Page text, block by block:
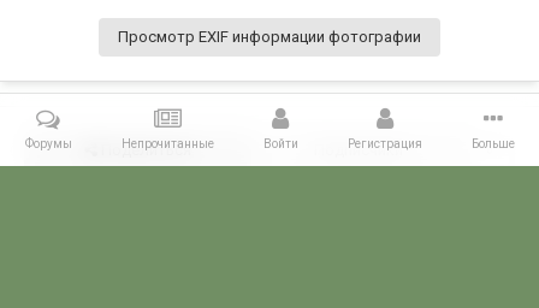
Просмотр EXIF информации фотографии
Поделиться Подписчики 0
Форумы Непрочитанные Войти Регистрация Больше